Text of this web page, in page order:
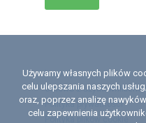
Używamy własnych plików
celu ulepszania naszych
oraz, poprzez analizę
celu zapewnienia
Licencja
Umowa z użytkownikiem
Polityka prywatności
Polityka plików сookie